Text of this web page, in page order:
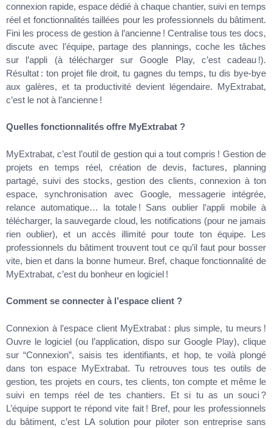
connexion rapide, espace dédié à chaque chantier, suivi en temps
réel et fonctionnalités taillées pour les professionnels du bâtiment.
Fini les process de gestion à l’ancienne ! Centralise tous tes docs,
discute avec l’équipe, partage des plannings, coche les tâches
sur l’appli (à télécharger sur Google Play, c’est cadeau !).
Résultat : ton projet file droit, tu gagnes du temps, tu dis bye-bye
aux galères, et ta productivité devient légendaire. MyExtrabat,
c’est le not à l’ancienne !
Quelles fonctionnalités offre MyExtrabat ?
MyExtrabat, c’est l’outil de gestion qui a tout compris ! Gestion de
projets en temps réel, création de devis, factures, planning
partagé, suivi des stocks, gestion des clients, connexion à ton
espace, synchronisation avec Google, messagerie intégrée,
relance automatique… la totale ! Sans oublier l’appli mobile à
télécharger, la sauvegarde cloud, les notifications (pour ne jamais
rien oublier), et un accès illimité pour toute ton équipe. Les
professionnels du bâtiment trouvent tout ce qu’il faut pour bosser
vite, bien et dans la bonne humeur. Bref, chaque fonctionnalité de
MyExtrabat, c’est du bonheur en logiciel !
Comment se connecter à l’espace client ?
Connexion à l’espace client MyExtrabat : plus simple, tu meurs !
Ouvre le logiciel (ou l’application, dispo sur Google Play), clique
sur “Connexion”, saisis tes identifiants, et hop, te voilà plongé
dans ton espace MyExtrabat. Tu retrouves tous tes outils de
gestion, tes projets en cours, tes clients, ton compte et même le
suivi en temps réel de tes chantiers. Et si tu as un souci ?
L’équipe support te répond vite fait ! Bref, pour les professionnels
du bâtiment, c’est LA solution pour piloter son entreprise sans